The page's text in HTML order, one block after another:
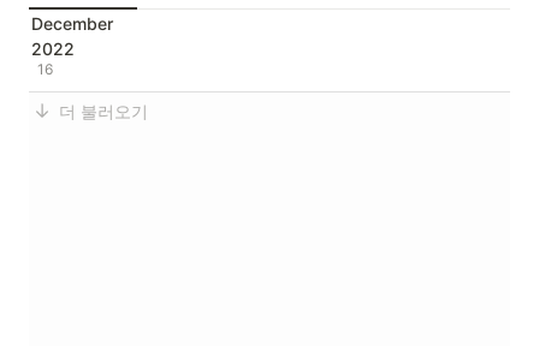
16
December
2022
더 불러오기